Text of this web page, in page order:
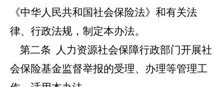
《中华人民共和国社会保险法》和有关法
律、行政法规，制定本办法。
第二条 人力资源社会保障行政部门开展社
会保险基金监督举报的受理、办理等管理工